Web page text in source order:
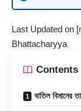
Last Updated on
Bhattacharyya
Contents
বাতিল